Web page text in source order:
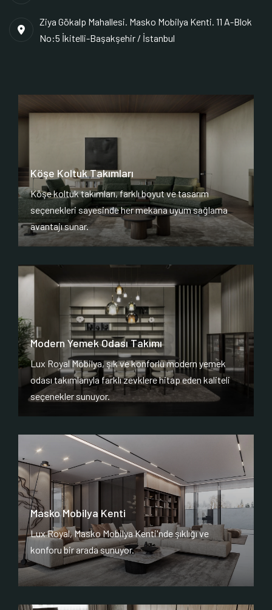
Ziya Gökalp Mahallesi. Masko Mobilya Kenti. 11 A-Blok
No:5 İkitelli-Başakşehir / İstanbul
Köşe Koltuk Takımları
Köşe koltuk takımları, farklı boyut ve tasarım
seçenekleri sayesinde her mekana uyum sağlama
avantajı sunar.
Modern Yemek Odası Takımı
Lux Royal Mobilya, şık ve konforlu modern yemek
odası takımlarıyla farklı zevklere hitap eden kaliteli
seçenekler sunuyor.
Masko Mobilya Kenti
Lux Royal, Masko Mobilya Kenti'nde şıklığı ve
konforu bir arada sunuyor.